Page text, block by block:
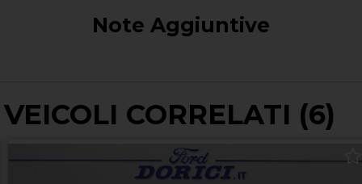
Note Aggiuntive
VEICOLI CORRELATI (6)